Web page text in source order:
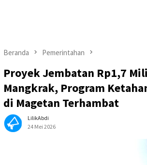
Beranda Pemerintahan
Proyek Jembatan Rp1,7
Mangkrak, Program
di Magetan Terhambat
LilikAbdi
24 Mei 2026